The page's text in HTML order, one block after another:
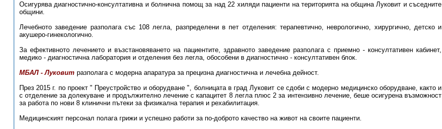
Осигурява диагностично-консултативна и болнична помощ за над 22 хиляди пациенти на територията на община Луковит и съседните
общини.
Лечебното заведение разполага със 108 легла, разпределени в пет отделения: терапевтично, неврологично, хирургично, детско и
акушеро-гинекологично.
За ефективното лечението и възстановяването на пациентите, здравното заведение разполага с приемно - консултативен кабинет,
медико - диагностична лаборатория и отделения без легла, обособени в диагностично - консултативен блок.
МБАЛ - Луковит разполага с модерна апаратура за прецизна диагностична и лечебна дейност.
През 2015 г. по проект " Преустройство и оборудване ", болницата в град Луковит се сдоби с модерно медицинско оборудване, както и
с отделение за долекуване и продължително лечение с капацитет 8 легла плюс 2 за интензивно лечение, беше осигурена възможност
за работа по нови 8 клинични пътеки за физикална терапия и рехабилитация.
Медицинският персонал полага грижи и успешно работи за по-доброто качество на живот на своите пациенти.